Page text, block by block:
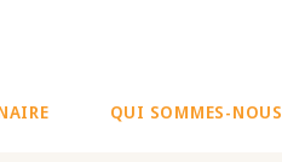
QUI SOMMES-NOUS